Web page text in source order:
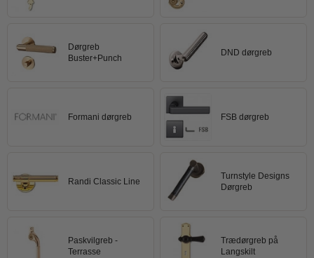
Dørgreb
Buster+Punch
DND dørgreb
Formani dørgreb FSB dørgreb
Randi Classic Line
Turnstyle Designs
Dørgreb
Paskvilgreb -
Terrasse
Trædørgreb på
Langskilt